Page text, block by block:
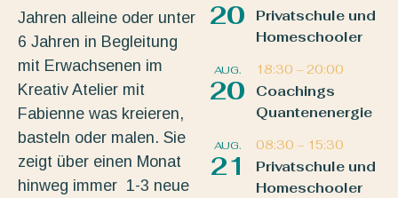
Jahren alleine oder unter
6 Jahren in Begleitung
mit Erwachsenen im
Kreativ Atelier mit
Fabienne was kreieren,
basteln oder malen. Sie
zeigt über einen Monat
hinweg immer 1-3 neue
20
Privatschule und
Homeschooler
AUG.
20
18:30 – 20:00
Coachings
Quantenenergie
AUG.
21
08:30 – 15:30
Privatschule und
Homeschooler